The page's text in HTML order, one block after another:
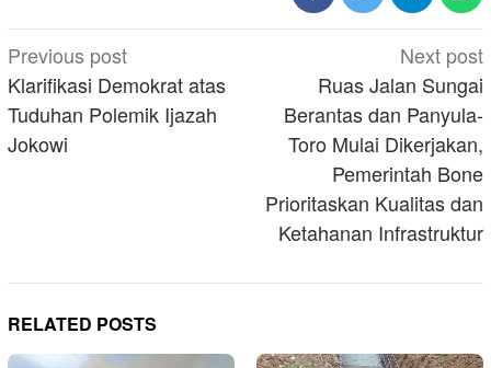
Post
navigation
Previous post
Klarifikasi Demokrat atas
Tuduhan Polemik Ijazah
Jokowi
Next post
Ruas Jalan Sungai
Berantas dan Panyula-
Toro Mulai Dikerjakan,
Pemerintah Bone
Prioritaskan Kualitas dan
Ketahanan Infrastruktur
RELATED POSTS